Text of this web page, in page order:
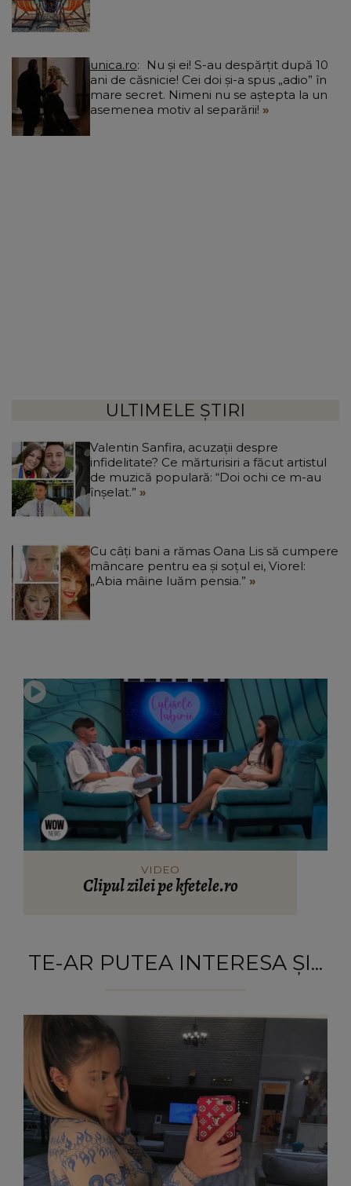
unica.ro
ani de căsnicie! Cei doi și-a spus „adio” în
mare secret. Nimeni nu se aștepta la un
asemenea motiv al separării!
ULTIMELE ȘTIRI
Valentin Sanfira, acuzații despre
infidelitate? Ce mărturisiri a făcut artistul
de muzică populară: “Doi ochi ce m-au
înșelat.”
Cu câți bani a rămas Oana Lis să cumpere
mâncare pentru ea și soțul ei, Viorel:
„Abia mâine luăm pensia.”
VIDEO
Clipul zilei pe kfetele.ro
TE-AR PUTEA INTERESA ȘI...